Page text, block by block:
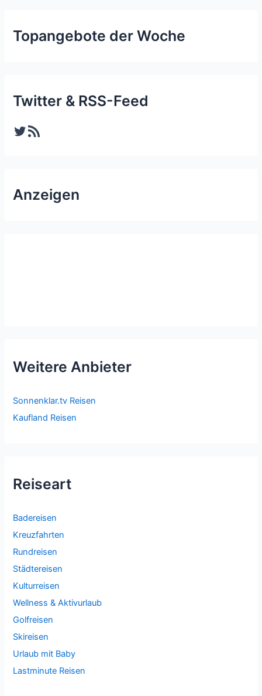
Topangebote der Woche
Twitter & RSS-Feed
Twitter RSS-Feed
Anzeigen
Weitere Anbieter
Sonnenklar.tv Reisen
Kaufland Reisen
Reiseart
Badereisen
Kreuzfahrten
Rundreisen
Städtereisen
Kulturreisen
Wellness & Aktivurlaub
Golfreisen
Skireisen
Urlaub mit Baby
Lastminute Reisen